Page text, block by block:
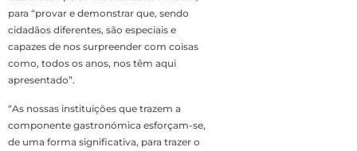
para “provar e demonstrar que, sendo
cidadãos diferentes, são especiais e
capazes de nos surpreender com coisas
como, todos os anos, nos têm aqui
apresentado”.
“As nossas instituições que trazem a
compo­nente gastronómica es­forçam-se,
de uma forma significativa, para trazer o